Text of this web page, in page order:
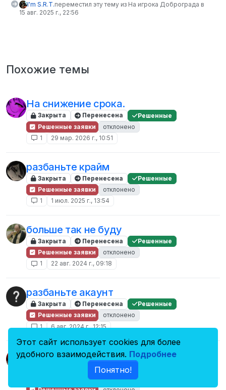
I'm S.R.T.переместил эту тему из На игрока Доброграда в
15 авг. 2025 г., 22:56
Похожие темы
На снижение срока.
Закрыта Перенесена
Решенные
Решенные заявки
отклонено
1
29 мар. 2026 г., 10:51
разбаньте крайм
Закрыта Перенесена
Решенные
Решенные заявки
отклонено
1
1 июл. 2025 г., 13:54
больше так не буду
Закрыта Перенесена
Решенные
Решенные заявки
отклонено
1
22 авг. 2024 г., 09:18
разбаньте акаунт
Закрыта Перенесена
Решенные
Решенные заявки
отклонено
1
6 авг. 2024 г., 12:15
Заявка на снятие перманентного бана,
либо снизить срок наказания
Перенесена
Решенные
Этот сайт использует cookies для более
удобного взаимодействия. Подробнее
Понятно!